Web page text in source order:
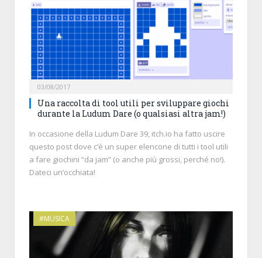
03/08/2017
Una raccolta di tool utili per sviluppare giochi
durante la Ludum Dare (o qualsiasi altra jam!)
In occasione della Ludum Dare 39, itch.io ha fatto uscire
questo post dove c’è un super elencone di tutti i tool utili
a fare giochini “da jam” (o anche più grossi, perché no!).
Dateci un’occhiata!
#MUSICA